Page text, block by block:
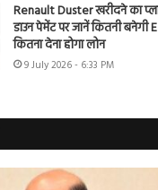
Renault Duster खरीदने का
डाउन पेमेंट पर जानें कितनी बनेगी
कितना देना होगा लोन
9 July 2026 - 6:33 PM